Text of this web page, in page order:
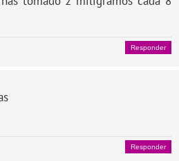
Responder
Responder